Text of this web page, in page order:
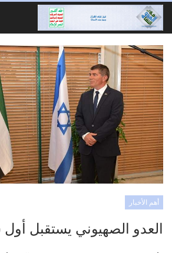
أهم الأخبار
العدو الصهيوني يستقبل